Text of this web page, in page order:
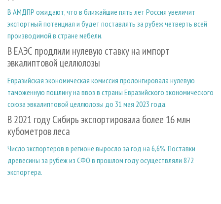
В АМДПР ожидают, что в ближайшие пять лет Россия увеличит
экспортный потенциал и будет поставлять за рубеж четверть всей
производимой в стране мебели.
В ЕАЭС продлили нулевую ставку на импорт
эвкалиптовой целлюлозы
Евразийская экономическая комиссия пролонгировала нулевую
таможенную пошлину на ввоз в страны Евразийского экономического
союза эвкалиптовой целлюлозы до 31 мая 2023 года.
В 2021 году Сибирь экспортировала более 16 млн
кубометров леса
Число экспортеров в регионе выросло за год на 6,6%. Поставки
древесины за рубеж из СФО в прошлом году осуществляли 872
экспортера.